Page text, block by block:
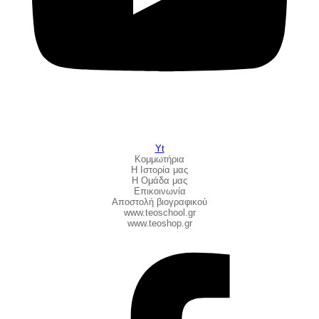
Yt
Κομμωτήρια
Η Ιστορία μας
Η Ομάδα μας
Επικοινωνία
Αποστολή βιογραφικού
www.teoschool.gr
www.teoshop.gr